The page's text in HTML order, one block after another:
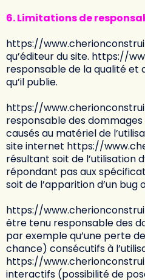
6. Limitations de
https://
qu’éditeur du site. https://
responsable de la qualité et
qu’il publie.
https://
responsable des
causés au matériel de
site internet https://
résultant soit de l’utilisation
répondant pas aux
soit de l’apparition d’un bug
https://
être tenu responsable des
par exemple qu’une perte
chance) consécutifs à
https://
interactifs (possibilité de